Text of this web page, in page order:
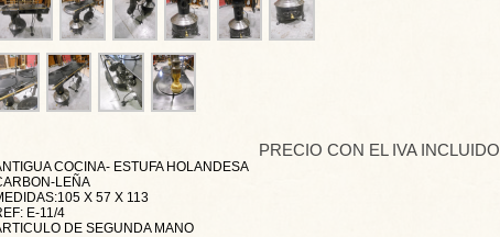
PRECIO CON EL IVA INCLUIDO
COCINA- ESTUFA HOLANDESA
LEÑA
X 57 X 113
E-11/4
DE SEGUNDA MANO